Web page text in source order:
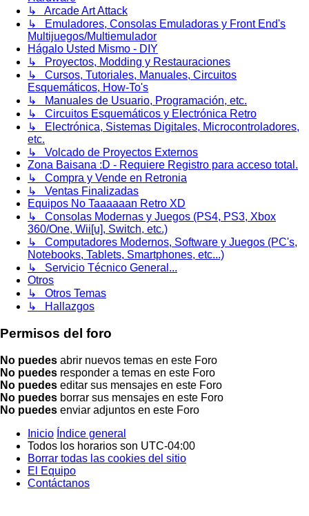
↳ Arcade Art Attack
↳ Emuladores, Consolas Emuladoras y Front End's
Multijuegos/Multiemulador
Hágalo Usted Mismo - DIY
↳ Proyectos, Modding y Restauraciones
↳ Cursos, Tutoriales, Manuales, Circuitos
Esquemáticos, How-To's
↳ Manuales de Usuario, Programación, etc.
↳ Circuitos Esquemáticos y Electrónica Retro
↳ Electrónica, Sistemas Digitales, Microcontroladores,
etc.
↳ Volcado de Proyectos Externos
Zona Baisana :D - Requiere Registro para acceso total.
↳ Compra y Vende en Retronia
↳ Ventas Finalizadas
Equipos No Taaaaaan Retro XD
↳ Consolas Modernas y Juegos (PS4, PS3, Xbox
360/One, Wii[u], Switch, etc.)
↳ Computadores Modernos, Software y Juegos (PC's,
Notebooks, Tablets, Smartphones, etc...)
↳ Servicio Técnico General...
Otros
↳ Otros Temas
↳ Hallazgos
Permisos del foro
No puedes abrir nuevos temas en este Foro
No puedes responder a temas en este Foro
No puedes editar sus mensajes en este Foro
No puedes borrar sus mensajes en este Foro
No puedes enviar adjuntos en este Foro
Inicio Índice general
Todos los horarios son UTC-04:00
Borrar todas las cookies del sitio
El Equipo
Contáctanos